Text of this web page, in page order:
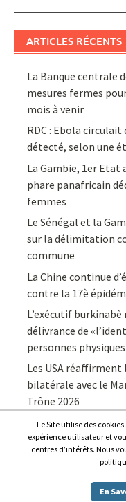
ARTICLES RÉCENTS
La Banque centrale
mesures fermes
mois à venir
RDC : Ebola circulait
détecté, selon une
La Gambie, 1er
phare panafricain
femmes
Le Sénégal et la
sur la délimitation
commune
La Chine continue
contre la 17è
L’exécutif
délivrance de
personnes
Les USA
bilatérale avec le
Trône 2026
Proudly powered by
Le Site utilise des
expérience utilisateur et
centres d’intérêts. Nous
En